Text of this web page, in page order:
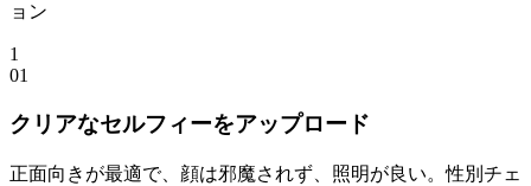
ョン
1
01
クリアなセルフィーをアップロード
正面向きが最適で、顔は邪魔されず、照明が良い。性別チェ